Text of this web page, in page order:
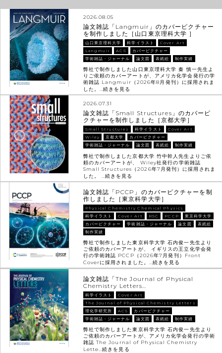
2026.08.05
論文雑誌「Langmuir」のカバーピクチャー
を制作しました［山口東京理科大学 ］
山口東京理科大学 科学イラスト
Cover Art
Langmuir
ACS
カバーピクチャー
学術雑誌・ジャーナル
論文図 表紙絵 制作実績
弊社で制作しました山口東京理科大学 秦 慎一先生よ
りご依頼のカバーアートが、アメリカ化学会発行の学
術雑誌 Langmuir（2026年8月発刊）に採用されま
した。…続きを見る
2026.07.31
論文雑誌「Small Structures」のカバーピ
クチャーを制作しました［京都大学］
Small Structures 科学イラスト
Cover Art
Wiley
京都大学
カバーピクチャー
学術雑誌・ジャーナル
論文図 表紙絵 制作実績
弊社で制作しました京都大学 竹中幹人先生よりご依
頼のカバーアートが、 Wiley社発行の学術雑誌
Small Structures（2026年7月発刊）に採用されま
した。 …続きを見る
論文雑誌「PCCP」のカバーピクチャーを制
作しました［東京科学大学］
Physical Chemistry Chemical Physics
科学イラスト
Cover Art RSC PCCP
東京科学大学
カバーピクチャー
学術雑誌・ジャーナル 論文図
表紙絵
制作実績
弊社で制作しました東京科学大学 石内俊一先生より
ご依頼のカバーアートが、 イギリスの王立化学会発
行の学術雑誌 PCCP（2026年7月発刊）Front
Coverに採用されました。…続きを見る
論文雑誌「The Journal of Physical
Chemistry Letters…
科学イラスト
Cover Art
The Journal of Physical Chemistry Letters
理化学研究所
ACS
カバーピクチャー
学術雑誌・ジャーナル
論文図 表紙絵 制作実績
弊社で制作しました東京科学大学 石内俊一先生より
ご依頼のカバーアートが、アメリカ化学会発行の学術
雑誌 The Journal of Physical Chemistry
Lette…続きを見る